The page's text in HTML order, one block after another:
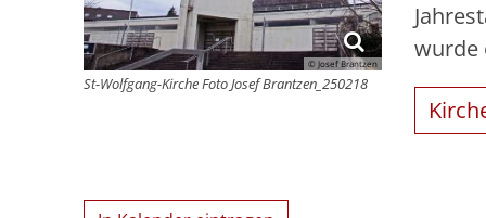
© Josef Brantzen
St-Wolfgang-Kirche Foto Josef Brantzen_250218
wurde